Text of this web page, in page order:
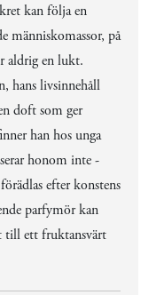
kan följa en
människomassor, på
aldrig en lukt.
hans livsinnehåll
doft som ger
han hos unga
honom inte -
efter konstens
parfymör kan
till ett fruktansvärt